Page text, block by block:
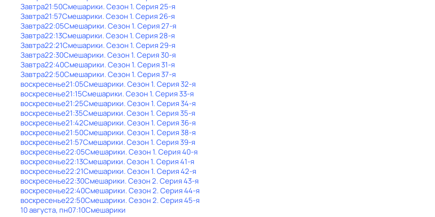
Завтра21:50Смешарики. Сезон 1. Серия 25-я
Завтра21:57Смешарики. Сезон 1. Серия 26-я
Завтра22:05Смешарики. Сезон 1. Серия 27-я
Завтра22:13Смешарики. Сезон 1. Серия 28-я
Завтра22:21Смешарики. Сезон 1. Серия 29-я
Завтра22:30Смешарики. Сезон 1. Серия 30-я
Завтра22:40Смешарики. Сезон 1. Серия 31-я
Завтра22:50Смешарики. Сезон 1. Серия 37-я
воскресенье21:05Смешарики. Сезон 1. Серия 32-я
воскресенье21:15Смешарики. Сезон 1. Серия 33-я
воскресенье21:25Смешарики. Сезон 1. Серия 34-я
воскресенье21:35Смешарики. Сезон 1. Серия 35-я
воскресенье21:42Смешарики. Сезон 1. Серия 36-я
воскресенье21:50Смешарики. Сезон 1. Серия 38-я
воскресенье21:57Смешарики. Сезон 1. Серия 39-я
воскресенье22:05Смешарики. Сезон 1. Серия 40-я
воскресенье22:13Смешарики. Сезон 1. Серия 41-я
воскресенье22:21Смешарики. Сезон 1. Серия 42-я
воскресенье22:30Смешарики. Сезон 2. Серия 43-я
воскресенье22:40Смешарики. Сезон 2. Серия 44-я
воскресенье22:50Смешарики. Сезон 2. Серия 45-я
10 августа, пн07:10Смешарики